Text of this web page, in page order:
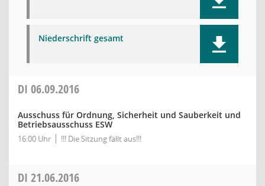
Niederschrift gesamt
DI 06.09.2016
Ausschuss für Ordnung, Sicherheit und Sauberkeit und
Betriebsausschuss ESW
16:00 Uhr !!! Die Sitzung fällt aus!!!
DI 21.06.2016